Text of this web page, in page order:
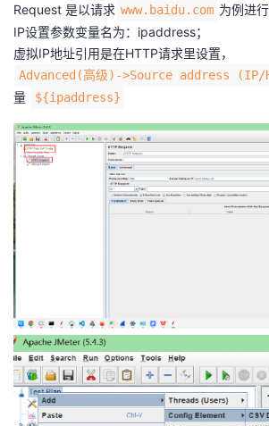
Request 是以请求 www.baidu.com 为例进行
IP设置参数变量名为：ipaddress；
虚拟IP地址引用是在HTTP请求里设置，
Advanced(高级)->Source address (IP/
量
${ipaddress}